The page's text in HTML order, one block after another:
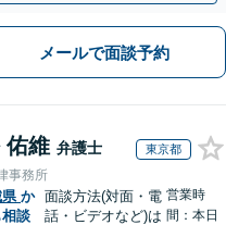
メールで面談予約
佑維 弁護士 東京都
事務所
か
相談
面談方法(対面・電
話・ビデオなど)は
営業時
間：本日